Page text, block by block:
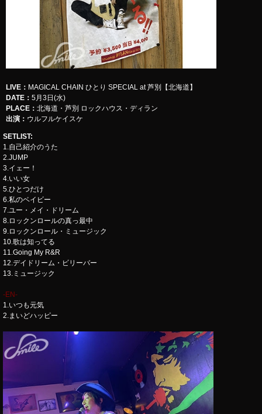
LIVE ： ​​​​​MAGICAL CHAIN ひとり SPECIAL at 芦別【北海道】
DATE： 5月3日(水)
PLACE： 北海道・芦別 ロックハウス・ディラン
出演： ウルフルケイスケ
SETLIST:
1.自己紹介のうた
2.JUMP
3.イェー！
4.いい女
5.ひとつだけ
6.私のベイビー
7.ユー・メイ・ドリーム
8.ロックンロールの真っ最中
9.ロックンロール・ミュージック
10.歌は知ってる
11.Going My R&R
12.デイドリーム・ビリーバー
13.ミュージック
-EN-
1.いつも元気
2.まいどハッピー